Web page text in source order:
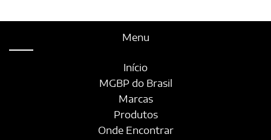
Menu
Início
MGBP do Brasil
Marcas
Produtos
Onde Encontrar